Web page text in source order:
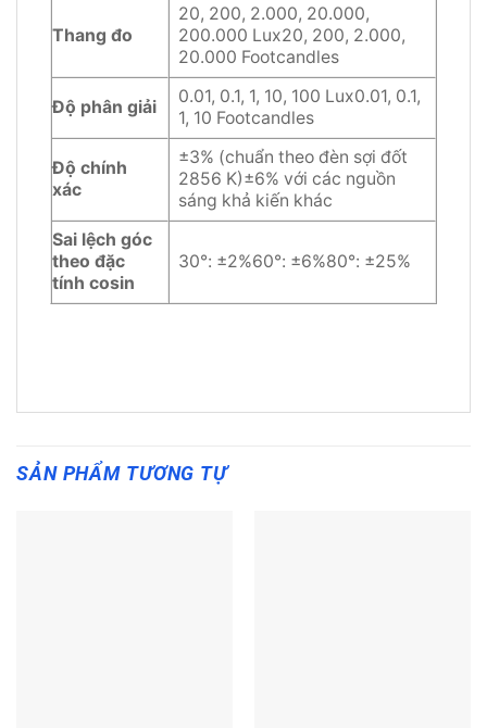
Thang đo
20, 200, 2.000, 20.000,
200.000 Lux20, 200, 2.000,
20.000 Footcandles
Độ phân giải
0.01, 0.1, 1, 10, 100 Lux0.01, 0.1,
1, 10 Footcandles
Độ chính
xác
±3% (chuẩn theo đèn sợi đốt
2856 K)±6% với các nguồn
sáng khả kiến khác
Sai lệch góc
theo đặc
tính cosin
30°: ±2%60°: ±6%80°: ±25%
SẢN PHẨM TƯƠNG TỰ